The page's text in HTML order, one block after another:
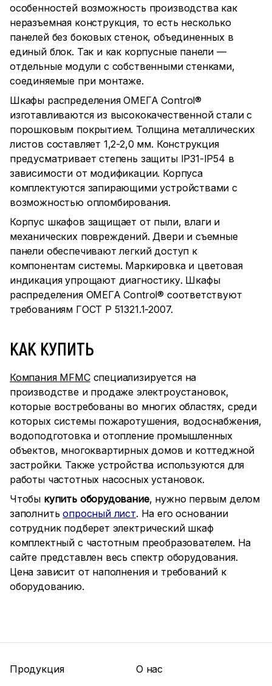
особенностей возможность производства как
неразъемная конструкция, то есть несколько
панелей без боковых стенок, объединенных в
единый блок. Так и как корпусные панели —
отдельные модули с собственными стенками,
соединяемые при монтаже.
Шкафы распределения ОМЕГА Control®
изготавливаются из высококачественной стали с
порошковым покрытием. Толщина металлических
листов составляет 1,2-2,0 мм. Конструкция
предусматривает степень защиты IP31-IP54 в
зависимости от модификации. Корпуса
комплектуются запирающими устройствами с
возможностью опломбирования.
Корпус шкафов защищает от пыли, влаги и
механических повреждений. Двери и съемные
панели обеспечивают легкий доступ к
компонентам системы. Маркировка и цветовая
индикация упрощают диагностику. Шкафы
распределения ОМЕГА Control® соответствуют
требованиям ГОСТ Р 51321.1-2007.
КАК КУПИТЬ
Компания MFMCспециализируется на
производстве и продаже электроустановок,
которые востребованы во многих областях, среди
которых системы пожаротушения, водоснабжения,
водоподготовка и отопление промышленных
объектов, многоквартирных домов и коттеджной
застройки. Также устройства используются для
работы частотных насосных установок.
Чтобы купить оборудование, нужно первым делом
заполнитьопросный лист. На его основании
сотрудник подберет электрический шкаф
комплектный с частотным преобразователем. На
сайте представлен весь спектр оборудования.
Цена зависит от наполнения и требований к
оборудованию.
Продукция О нас